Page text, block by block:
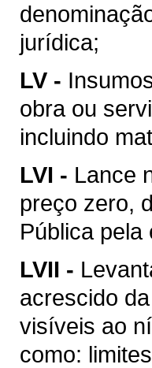
jurídica;
LV -
obra ou
incluindo
LVI - Lance
preço zero,
Pública
LVII -
acrescido
visíveis ao
como: